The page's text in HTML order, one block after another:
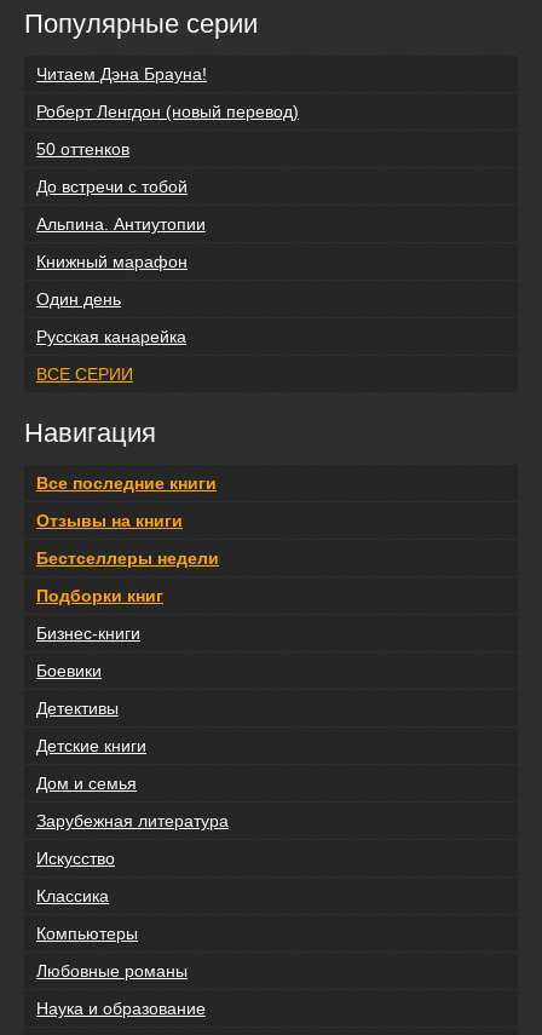
Популярные серии
Читаем Дэна Брауна!
Роберт Ленгдон (новый перевод)
50 оттенков
До встречи с тобой
Альпина. Антиутопии
Книжный марафон
Один день
Русская канарейка
ВСЕ СЕРИИ
Навигация
Все последние книги
Отзывы на книги
Бестселлеры недели
Подборки книг
Бизнес-книги
Боевики
Детективы
Детские книги
Дом и семья
Зарубежная литература
Искусство
Классика
Компьютеры
Любовные романы
Наука и образование